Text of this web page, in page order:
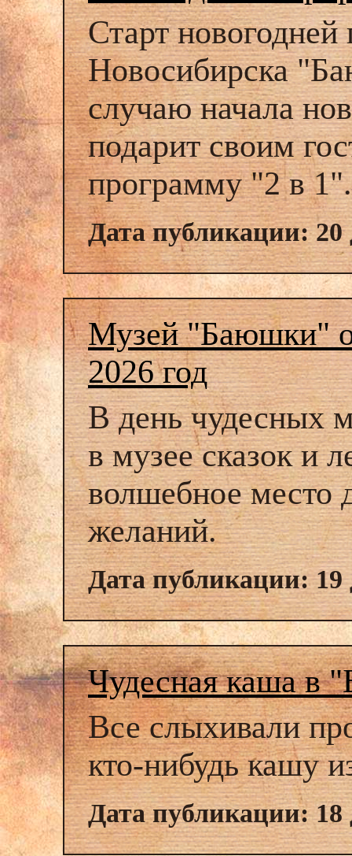
Старт
Новосибирска
случаю начала
подарит своим
программу "2 в 1".
Дата публикации: 20
Музей "Баюшки"
2026 год
В день чудесных
в музее сказок и
волшебное место
желаний.
Дата публикации: 19
Чудесная каша в
Все слыхивали
кто-нибудь кашу
Дата публикации: 18